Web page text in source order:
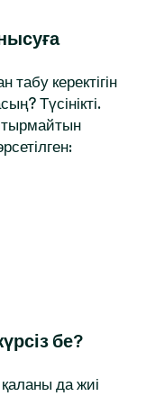
керектігін
Түсінікті.
бе?
да жиі